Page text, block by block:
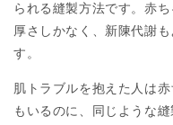
られる縫製方法です。赤
厚さしかなく、新陳代謝
す。
肌トラブルを抱えた人は
もいるのに、同じような